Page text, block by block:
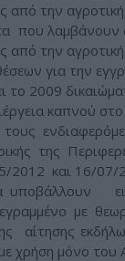
από την
λαμβάνουν
από την
για την
το 2009
καπνού
τους
της
2012 και 16/07/
υποβάλλουν
με
αίτησης
χρήση μόνο